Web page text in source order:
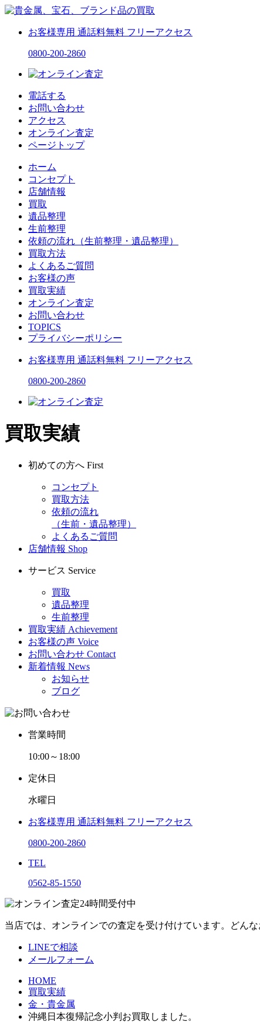
お客様専用 通話料無料 フリーアクセス
0800-200-2860
電話する
お問い合わせ
アクセス
オンライン査定
ページトップ
ホーム
コンセプト
店舗情報
買取
遺品整理
生前整理
依頼の流れ（生前整理・遺品整理）
買取方法
よくあるご質問
お客様の声
買取実績
オンライン査定
お問い合わせ
TOPICS
プライバシーポリシー
お客様専用 通話料無料 フリーアクセス
0800-200-2860
買取実績
初めての方へ First
コンセプト
買取方法
依頼の流れ
（生前・遺品整理）
よくあるご質問
店舗情報 Shop
サービス Service
買取
遺品整理
生前整理
買取実績 Achievement
お客様の声 Voice
お問い合わせ Contact
新着情報 News
お知らせ
ブログ
営業時間
10:00～18:00
定休日
水曜日
お客様専用 通話料無料 フリーアクセス
0800-200-2860
TEL
0562-85-1550
当店では、オンラインでの査定を受け付けています。どん
LINEで相談
メールフォーム
HOME
買取実績
金・貴金属
沖縄日本復帰記念小判お買取しました。